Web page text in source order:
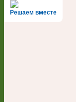
Решаем вместе